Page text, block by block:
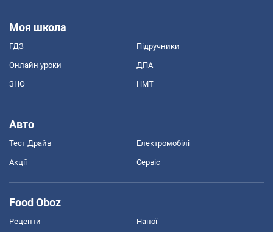
Моя школа
ГДЗ Підручники
Онлайн уроки ДПА
ЗНО НМТ
Авто
Тест Драйв Електромобілі
Акції Сервіс
Food Oboz
Рецепти Напої